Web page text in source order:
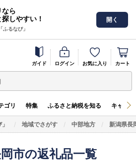
なら
しやすい！
ふるなび」
開く
ガイド ログイン お気に入り カート
ゴリ 特集 ふるさと納税を知る キャン
地域でさがす 中部地方 新潟県長
市の返礼品一覧